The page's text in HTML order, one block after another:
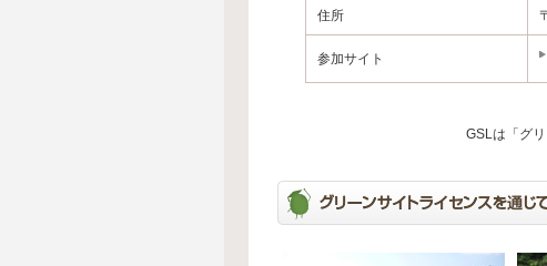
住所
参加サイト
GSLは「グ